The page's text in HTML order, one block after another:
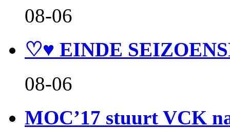
08-06
♡♥ EINDE
08-06
MOC’17 stuurt VCK